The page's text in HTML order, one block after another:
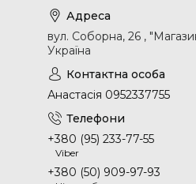
вул. Соборна, 26 ,
Україна
Анастасія 0952337755
+380 (95) 233-77-55
Viber
+380 (50) 909-97-93